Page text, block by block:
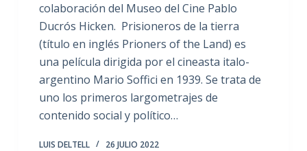
colaboración del Museo del Cine Pablo
Ducrós Hicken. Prisioneros de la tierra
(título en inglés Prioners of the Land) es
una película dirigida por el cineasta italo-
argentino Mario Soffici en 1939. Se trata de
uno los primeros largometrajes de
contenido social y político…
LUIS DELTELL 26 JULIO 2022